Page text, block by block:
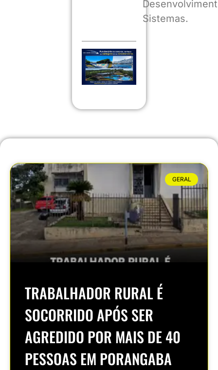
Sistemas.
GERAL
TRABALHADOR RURAL É
SOCORRIDO APÓS SER
AGREDIDO POR MAIS DE 40
PESSOAS EM PORANGABA